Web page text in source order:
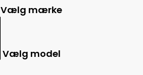
Vælg mærke
Vælg model